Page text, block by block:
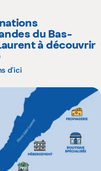
du Bas-
à découvrir
d'ici